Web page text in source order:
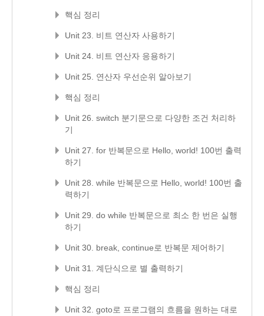
핵심 정리
Unit 23. 비트 연산자 사용하기
Unit 24. 비트 연산자 응용하기
Unit 25. 연산자 우선순위 알아보기
핵심 정리
Unit 26. switch 분기문으로 다양한 조건 처리하
기
Unit 27. for 반복문으로 Hello, world! 100번 출력
하기
Unit 28. while 반복문으로 Hello, world! 100번 출
력하기
Unit 29. do while 반복문으로 최소 한 번은 실행
하기
Unit 30. break, continue로 반복문 제어하기
Unit 31. 계단식으로 별 출력하기
핵심 정리
Unit 32. goto로 프로그램의 흐름을 원하는 대로